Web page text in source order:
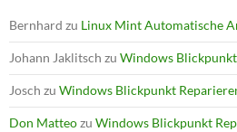
Bernhard zu Linux Mint Automatische
Johann Jaklitsch zu Windows
Josch zu Windows Blickpunkt
Don Matteozu Windows Blickpunkt